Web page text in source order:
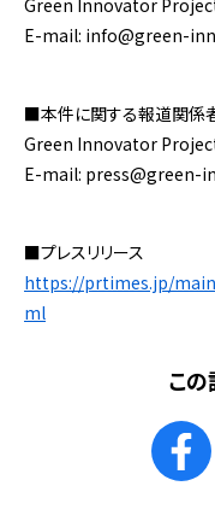
Green Innovator
E-mail: info@green-
■本件に関する報道関係
Green Innovator
E-mail:
■プレスリリース
https://prtimes.jp/
ml
こ